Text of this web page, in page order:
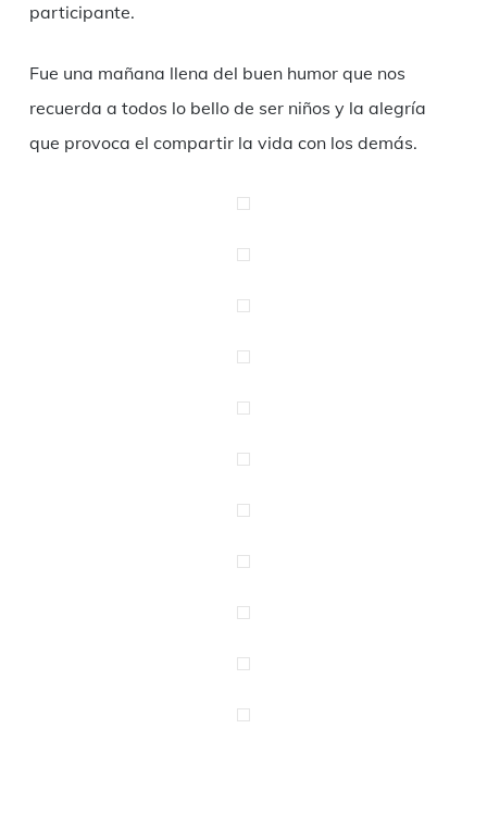
participante.
Fue una mañana llena del buen humor que nos
recuerda a todos lo bello de ser niños y la alegría
que provoca el compartir la vida con los demás.